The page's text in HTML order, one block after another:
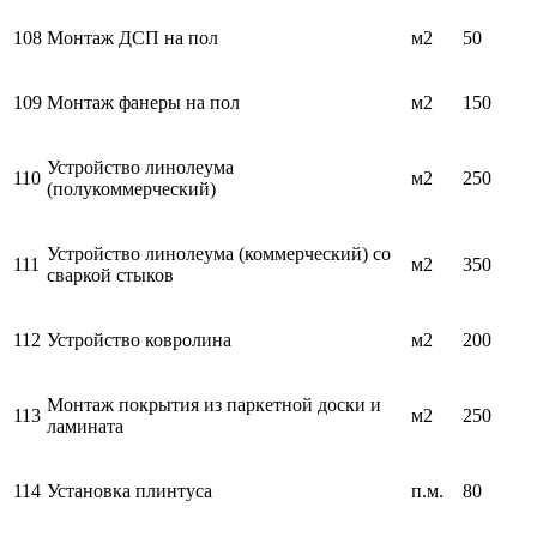
108 Монтаж ДСП на пол м2 50
109 Монтаж фанеры на пол м2 150
110
Устройство линолеума
(полукоммерческий)
м2 250
111
Устройство линолеума (коммерческий) со
сваркой стыков
м2 350
112 Устройство ковролина м2 200
113
Монтаж покрытия из паркетной доски и
ламината
м2 250
114 Установка плинтуса п.м. 80